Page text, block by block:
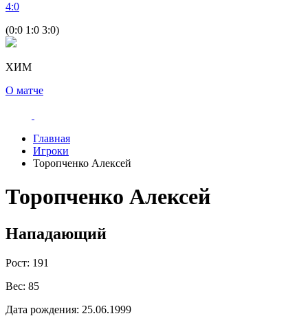
4:0
(0:0 1:0 3:0)
ХИМ
О матче
Главная
Игроки
Торопченко Алексей
Торопченко Алексей
Нападающий
Рост: 191
Вес: 85
Дата рождения: 25.06.1999